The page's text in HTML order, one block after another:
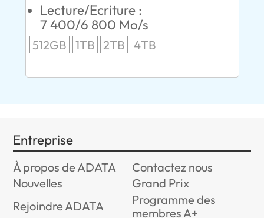
Lecture/Ecriture :
7 400/6 800 Mo/s
512GB 1TB 2TB 4TB
Entreprise
À propos de ADATA
Contactez nous
Nouvelles
Grand Prix
Rejoindre ADATA
Programme des
membres A+